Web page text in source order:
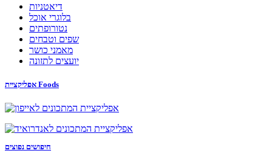
דיאטניות
בלוגרי אוכל
נטורופתים
שפים וטבחים
מאמני כושר
יועצים לתזונה
אפליקציית Foods
חיפושים נפוצים